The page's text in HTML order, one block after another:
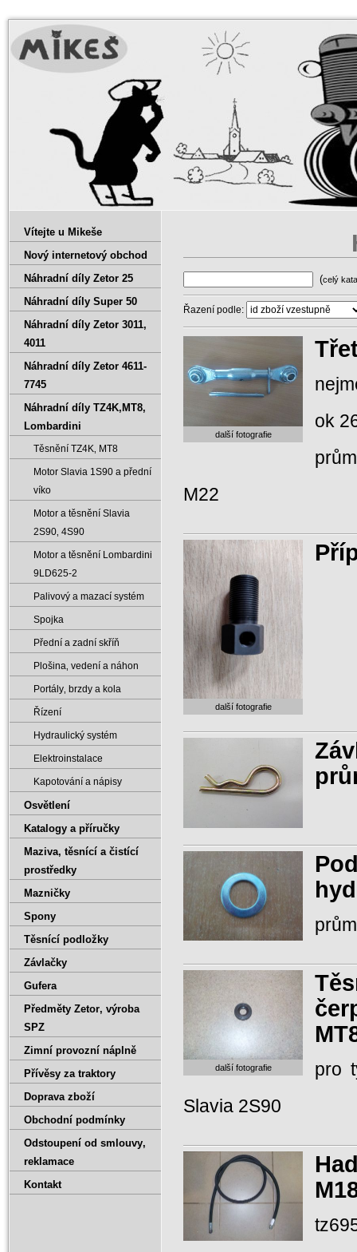
(celý
Řazení podle:
další fotografie
ok
M22
další fotografie
další fotografie
pro
Slavia 2S90
Vítejte u Mikeše
Nový internetový obchod
Náhradní díly Zetor 25
Náhradní díly Super 50
Náhradní díly Zetor 3011‚
4011
Náhradní díly Zetor 4611-
7745
Náhradní díly TZ4K‚MT8‚
Lombardini
Těsnění TZ4K‚ MT8
Motor Slavia 1S90 a přední
víko
Motor a těsnění Slavia
2S90‚ 4S90
Motor a těsnění Lombardini
9LD625-2
Palivový a mazací systém
Spojka
Přední a zadní skříň
Plošina‚ vedení a náhon
Portály‚ brzdy a kola
Řízení
Hydraulický systém
Elektroinstalace
Kapotování a nápisy
Osvětlení
Katalogy a příručky
Maziva‚ těsnící a čistící
prostředky
Mazničky
Spony
Těsnící podložky
Závlačky
Gufera
Předměty Zetor‚ výroba
SPZ
Zimní provozní náplně
Přívěsy za traktory
Doprava zboží
Obchodní podmínky
Odstoupení od smlouvy‚
reklamace
Kontakt